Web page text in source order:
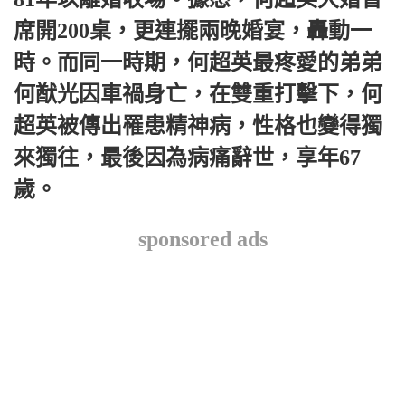
席開200桌，更連擺兩晚婚宴，轟動一
時。而同一時期，何超英最疼愛的弟弟
何猷光因車禍身亡，在雙重打擊下，何
超英被傳出罹患精神病，性格也變得獨
來獨往，最後因為病痛辭世，享年67
歲。
sponsored ads